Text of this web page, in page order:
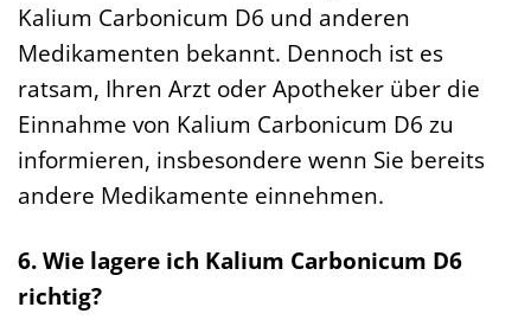
Kalium Carbonicum D6 und anderen
Medikamenten bekannt. Dennoch ist es
ratsam, Ihren Arzt oder Apotheker über die
Einnahme von Kalium Carbonicum D6 zu
informieren, insbesondere wenn Sie bereits
andere Medikamente einnehmen.
6. Wie lagere ich Kalium Carbonicum D6
richtig?